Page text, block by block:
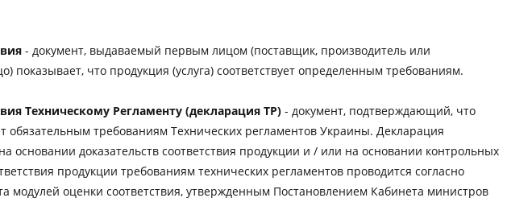
- документ, выдаваемый первым лицом (поставщик, производитель или
показывает, что продукция (услуга) соответствует определенным требованиям.
Техническому Регламенту (декларация ТР)- документ, подтверждающий, что
обязательным требованиям Технических регламентов Украины. Декларация
основании доказательств соответствия продукции и / или на основании контрольных
продукции требованиям технических регламентов проводится согласно
модулей оценки соответствия, утвержденным Постановлением Кабинета министров